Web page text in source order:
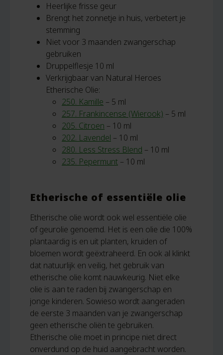
Heerlijke frisse geur
Brengt het zonnetje in huis, verbetert je
stemming
Niet voor 3 maanden zwangerschap
gebruiken
Druppelflesje 10 ml
Verkrijgbaar van Natural Heroes
Etherische Olie:
250. Kamille – 5 ml
257. Frankincense (Wierook) – 5 ml
205. Citroen – 10 ml
202. Lavendel – 10 ml
280. Less Stress Blend – 10 ml
235. Pepermunt – 10 ml
Etherische of essentiële olie
Etherische olie wordt ook wel essentiële olie
of geurolie genoemd. Het is een olie die 100%
plantaardig is en uit planten, kruiden of
bloemen wordt geëxtraheerd. En ook al klinkt
dat natuurlijk en veilig, het gebruik van
etherische olie komt nauwkeurig. Niet elke
olie is aan te raden bij zwangerschap en
jonge kinderen. Sowieso wordt aangeraden
de eerste 3 maanden van je zwangerschap
geen etherische oliën te gebruiken.
Etherische olie moet in principe niet direct
onverdund op de huid aangebracht worden.